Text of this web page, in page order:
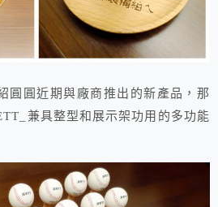
圓近期與廠商推出的新產品，那
兼具整型和展示架功用的多功能